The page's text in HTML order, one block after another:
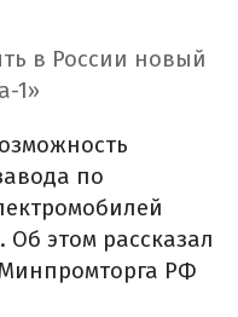
в России новый
1»
по
Об этом рассказал
РФ